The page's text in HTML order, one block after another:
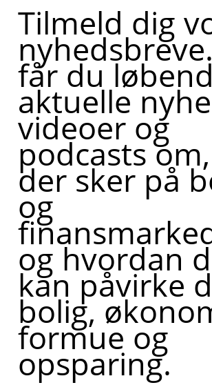
Tilmeld dig
får du
aktuelle
videoer og
podcasts
der sker på
og
og hvordan
kan påvirke
bolig,
formue og
opsparing.